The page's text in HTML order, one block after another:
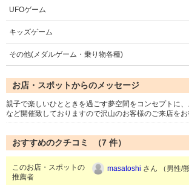
UFOゲーム
キッズゲーム
その他(メダルゲーム・乗り物各種)
お店・スポットからのメッセージ
親子で楽しいひとときを過ごす夢空間をコンセプトに
など開催致しておりますので沢山のお客様のご来店をお
おすすめのクチコミ （7 件）
このお店・スポットの
推薦者
masatoshi さん （男性/